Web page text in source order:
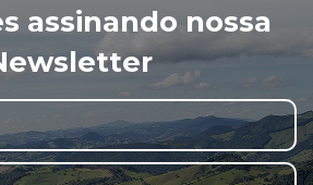
assinando nossa